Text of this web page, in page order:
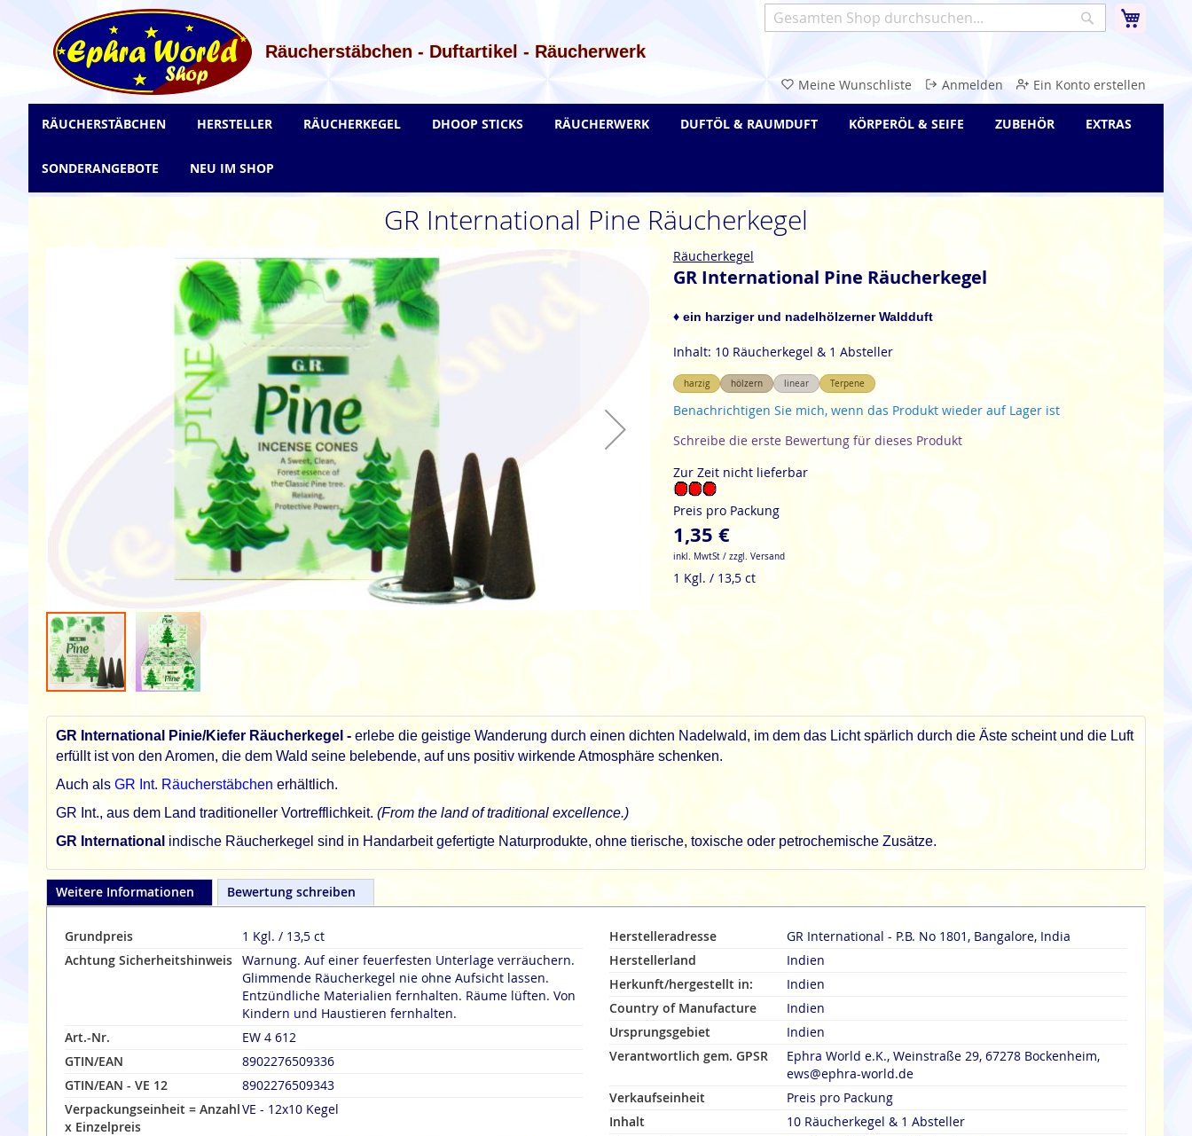
Suche
Räucherstäbchen - Duftartikel - Räucherwerk
Meine Wunschliste Anmelden Ein Konto erstellen
Inhalt
springen
GR International Pine Räucherkegel
Anfang
der
Bildgalerie
Räucherkegel
GR International Pine Räucherkegel
♦ ein harziger und nadelhölzerner Waldduft
Inhalt: 10 Räucherkegel & 1 Absteller
harzig hölzern linear Terpene
Benachrichtigen Sie mich, wenn das Produkt wieder auf Lager ist
Schreibe die erste Bewertung für dieses Produkt
Zur Zeit nicht lieferbar
Preis pro Packung
1,35 €
inkl. MwtSt / zzgl. Versand
1 Kgl. / 13,5 ct
GR International Pinie/Kiefer Räucherkegel - erlebe die geistige Wanderung durch einen dichten Nadelwald, im dem das Licht spärlich durch die Äste scheint und die Luft
erfüllt ist von den Aromen, die dem Wald seine belebende, auf uns positiv wirkende Atmosphäre schenken.
Auch als GR Int. Räucherstäbchen erhältlich.
GR Int., aus dem Land traditioneller Vortrefflichkeit. (From the land of traditional excellence.)
GR International indische Räucherkegel sind in Handarbeit gefertigte Naturprodukte, ohne tierische, toxische oder petrochemische Zusätze.
Weitere Informationen
Grundpreis
1 Kgl. / 13,5 ct
Achtung Sicherheitshinweis Warnung. Auf einer feuerfesten Unterlage verräuchern.
Glimmende Räucherkegel nie ohne Aufsicht lassen.
Entzündliche Materialien fernhalten. Räume lüften. Von
Kindern und Haustieren fernhalten.
Art.-Nr.
EW 4 612
GTIN/EAN
8902276509336
GTIN/EAN - VE 12
8902276509343
Verpackungseinheit = Anzahl
x Einzelpreis
VE - 12x10 Kegel
Herstelleradresse
GR International - P.B. No 1801, Bangalore, India
Herstellerland
Indien
Herkunft/hergestellt in:
Indien
Country of Manufacture
Indien
Ursprungsgebiet
Indien
Verantwortlich gem. GPSR
Ephra World e.K., Weinstraße 29, 67278 Bockenheim,
ews@ephra-world.de
Verkaufseinheit
Preis pro Packung
Inhalt
10 Räucherkegel & 1 Absteller
Bewertung schreiben
RÄUCHERSTÄBCHEN HERSTELLER RÄUCHERKEGEL DHOOP STICKS RÄUCHERWERK DUFTÖL & RAUMDUFT KÖRPERÖL & SEIFE ZUBEHÖR EXTRAS
SONDERANGEBOTE NEU IM SHOP